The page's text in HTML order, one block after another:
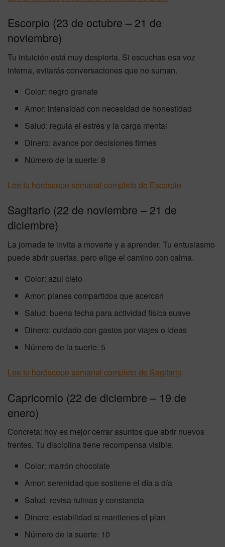
Escorpio (23 de octubre – 21 de
noviembre)
Tu intuición está muy despierta. Si escuchas esa voz
interna, evitarás conversaciones que no suman.
Color: negro granate
Amor: intensidad con necesidad de honestidad
Salud: regula el estrés y la carga mental
Dinero: avance por decisiones firmes
Número de la suerte: 8
Lee tu horóscopo semanal completo de Escorpio
Sagitario (22 de noviembre – 21 de
diciembre)
La jornada te invita a moverte y a aprender. Tu entusiasmo
puede abrir puertas, pero elige el camino con calma.
Color: azul cielo
Amor: planes compartidos que acercan
Salud: buena fecha para actividad física suave
Dinero: cuidado con gastos por viajes o ideas
Número de la suerte: 5
Lee tu horóscopo semanal completo de Sagitario
Capricornio (22 de diciembre – 19 de
enero)
Concreta: hoy es mejor cerrar asuntos que abrir nuevos
frentes. Tu disciplina tiene recompensa visible.
Color: marrón chocolate
Amor: serenidad que sostiene el día a día
Salud: revisa rutinas y constancia
Dinero: estabilidad si mantienes el plan
Número de la suerte: 10